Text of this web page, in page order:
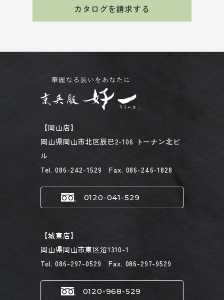
カタログを請求する
【岡山店】
岡山県岡山市北区辰巳2-106 トーナン北ビ
ル
Tel. 086-242-1529 Fax. 086-246-1828
0120-041-529
【城東店】
岡山県岡山市東区沼1310-1
Tel. 086-297-0529 Fax. 086-297-9529
0120-968-529